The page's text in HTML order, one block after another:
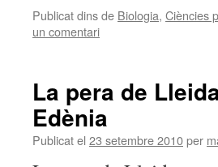
Publicat dins de Biologia, Ciències
un comentari
La pera de
Edènia
Publicat el 23 setembre 2010per